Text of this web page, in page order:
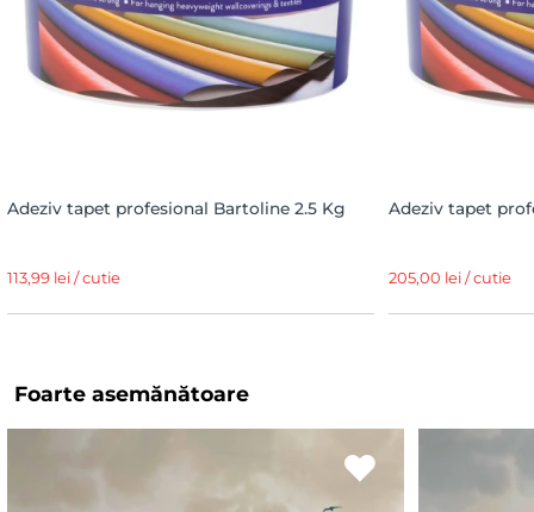
Adeziv tapet profesional Bartoline 2.5 Kg
113,99 lei / cutie
Adeziv tapet
205,00 lei / cutie
Foarte asemănătoare